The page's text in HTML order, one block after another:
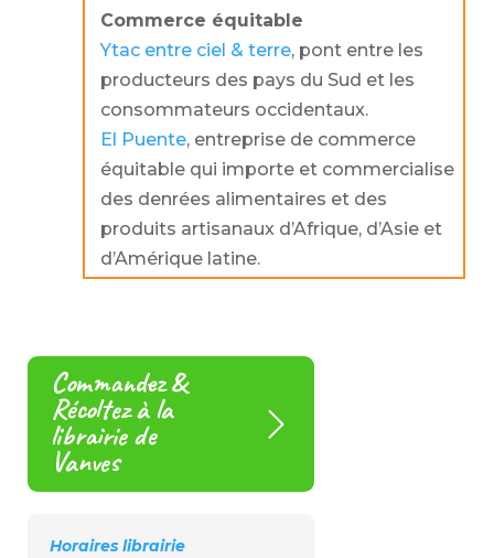
Commerce équitable
Ytac entre ciel & terre, pont entre les
producteurs des pays du Sud et les
consommateurs occidentaux.
El Puente, entreprise de commerce
équitable qui importe et commercialise
des denrées alimentaires et des
produits artisanaux d’Afrique, d’Asie et
d’Amérique latine.
Commandez &
Récoltez à la
librairie de
Vanves
Horaires librairie